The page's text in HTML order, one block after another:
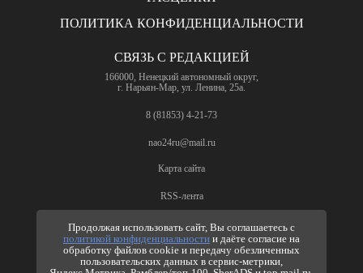
Продолжая использовать сайт, Вы соглашаетесь с
политикой конфиденциальностии даёте согласие на
обработку файлов cookie и передачу обезличенных
пользовательских данных в сервис-метрики,
ПОЛИТИКА КОНФИДЕНЦИАЛЬНОСТИ
СВЯЗЬ С РЕДАКЦИЕЙ
166000, Ненецкий автономный округ,
г. Нарьян-Мар, ул. Ленина, 25а.
8 (81853) 4-21-73
nao24ru@mail.ru
Карта сайта
RSS-лента
ПО ВОПРОСАМ РЕКЛАМЫ
8 (81853) 4-63-61
nao24ru@mail.ru